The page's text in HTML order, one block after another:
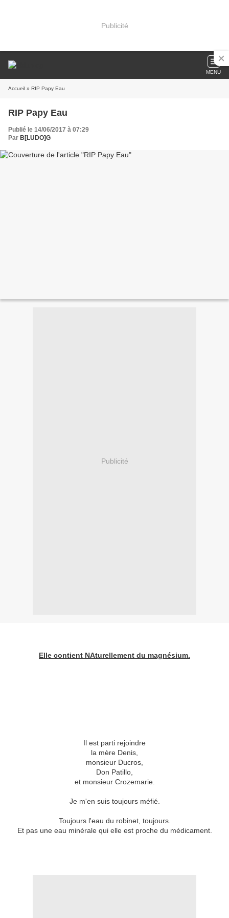
Publicité
MENU
Accueil » RIP Papy Eau
RIP Papy Eau
Publié le 14/06/2017 à 07:29
Par B[LUDO]G
Publicité
Elle contient NAturellement du magnésium.
Il est parti rejoindre
la mère Denis,
monsieur Ducros,
Don Patillo,
et monsieur Crozemarie.
Je m'en suis toujours méfié.
Toujours l'eau du robinet, toujours.
Et pas une eau minérale qui elle est proche du médicament.